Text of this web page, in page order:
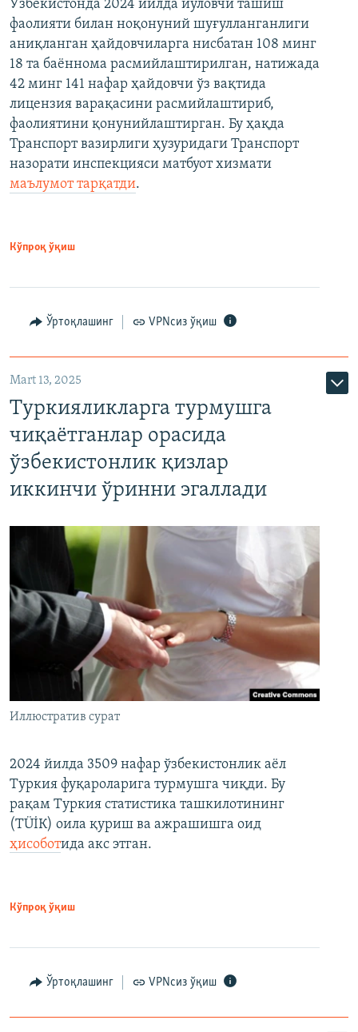
Ўзбекистонда 2024 йилда йўловчи ташиш
фаолияти билан ноқонуний шуғулланганлиги
аниқланган ҳайдовчиларга нисбатан 108 минг
18 та баённома расмийлаштирилган, натижада
42 минг 141 нафар ҳайдовчи ўз вақтида
лицензия варақасини расмийлаштириб,
фаолиятини қонунийлаштирган. Бу ҳақда
Транспорт вазирлиги ҳузуридаги Транспорт
назорати инспекцияси матбуот хизмати
маълумот тарқатди.
Кўпроқ ўқиш
Ўртоқлашинг VPNсиз ўқиш
Mart 13, 2025
Туркияликларга турмушга
чиқаётганлар орасида
ўзбекистонлик қизлар
иккинчи ўринни эгаллади
Иллюстратив сурат
2024 йилда 3509 нафар ўзбекистонлик аёл
Туркия фуқароларига турмушга чиқди. Бу
рақам Туркия статистика ташкилотининг
(ТÜİК) оила қуриш ва ажрашишга оид
ҳисоботида акс этган.
Кўпроқ ўқиш
Ўртоқлашинг VPNсиз ўқиш